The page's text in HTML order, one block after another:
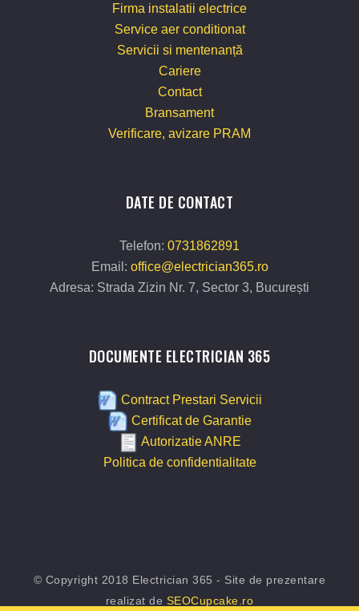
Firma instalatii electrice
Service aer conditionat
Servicii si mentenanță
Cariere
Contact
Bransament
Verificare, avizare PRAM
DATE DE CONTACT
Telefon: 0731862891
Email: office@electrician365.ro
Adresa: Strada Zizin Nr. 7, Sector 3, București
DOCUMENTE ELECTRICIAN 365
Contract Prestari Servicii
Certificat de Garantie
Autorizatie ANRE
Politica de confidentialitate
© Copyright 2018 Electrician 365 - Site de prezentare
realizat de SEOCupcake.ro